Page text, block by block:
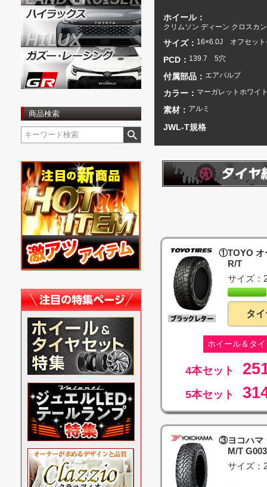
商品検索
ホイール：
クリムソン ディーン クロスカ
サイズ： 16×6.0J オフセット
PCD： 139.7 5穴
付属部品： エアバルブ
カラー： マーガレットホワイ
素材： アルミ
JWL-T規格
①TOYO オ
R/T
サイズ：
タ
ホイール＆タ
4本セット
5本セット
③ヨコハマ
M/T G003
サイズ：